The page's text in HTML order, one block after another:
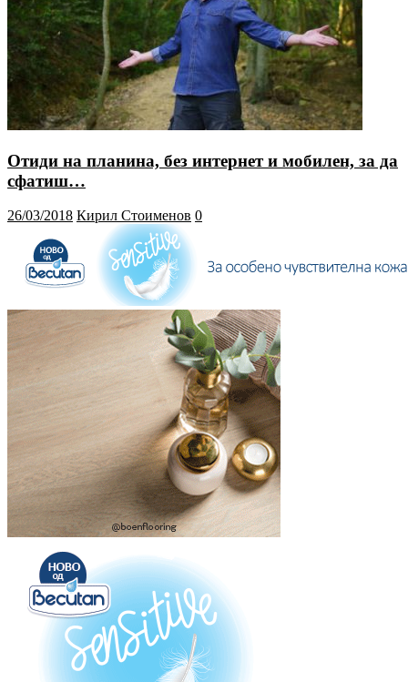
Отиди на планина, без интернет и мобилен, за да
сфатиш…
26/03/2018 Кирил Стоименов 0